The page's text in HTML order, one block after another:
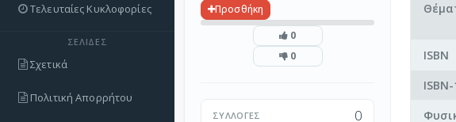
Τελευταίες Κυκλοφορίες
ΣΕΛΊΔΕΣ
Σχετικά
Πολιτική Απορρήτου
Προσθήκη
0
0
ΣΥΛΛΟΓΈΣ 0
ISBN